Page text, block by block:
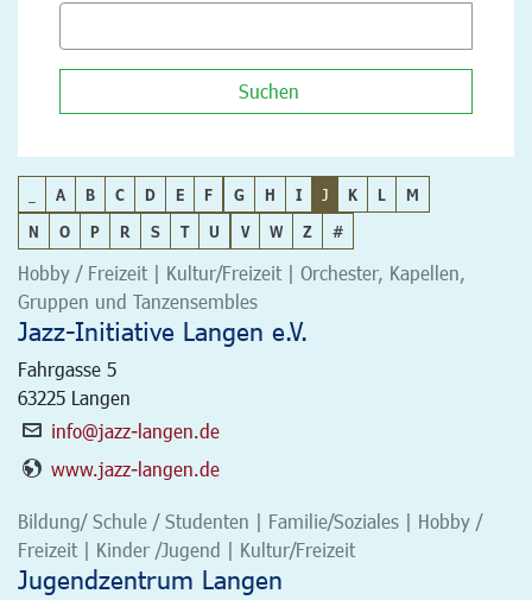
Suchen
A B C D E F G H I J K L
M
N
O P R S T U V W Z #
Hobby / Freizeit | Kultur/Freizeit | Orchester, Kapellen,
Gruppen und Tanzensembles
Jazz-Initiative Langen e.V.
Fahrgasse 5
63225 Langen
info@jazz-langen.de
www.jazz-langen.de
Bildung/ Schule / Studenten | Familie/Soziales | Hobby /
Freizeit | Kinder /Jugend | Kultur/Freizeit
Jugendzentrum Langen